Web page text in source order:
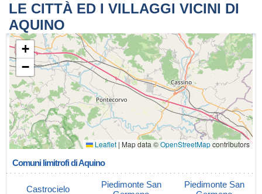
LE CITTÀ ED I VILLAGGI VICINI DI
AQUINO
+
−
Leaflet | Map data ©OpenStreetMapcontributors
Comuni limitrofi di Aquino
Castrocielo
Piedimonte San
Piedimonte San